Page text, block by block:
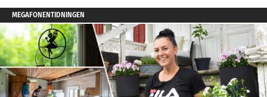
MEGAFONENTIDNINGEN